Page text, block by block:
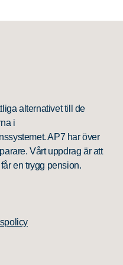
alternativet till de
i
AP7 har över
Vårt uppdrag är att
en trygg pension.